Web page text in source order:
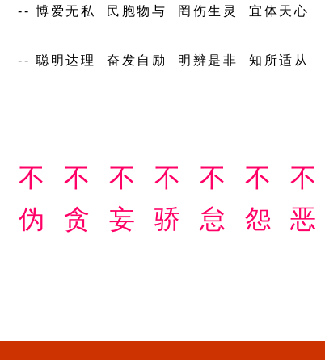
-- 博爱无私 民胞物与 罔伤生灵 宜体天心
-- 聪明达理 奋发自励 明辨是非 知所适从
不 不 不 不 不 不
不
伪 贪 妄 骄 怠 怨 恶